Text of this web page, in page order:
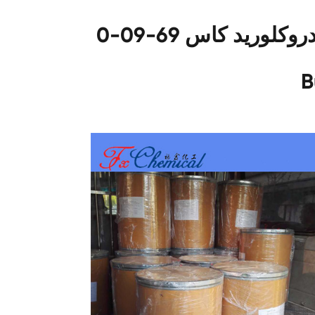
التعبئة من كلوربرومازين هيدروكلوريد كاس 69-09-0